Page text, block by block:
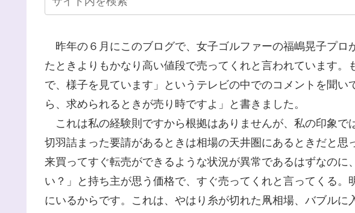
昨年の６月にこのブログで、女子ゴルファーの福嶋晃子プロ
たときよりもかなり高い値段で売ってくれと言われています。
で、様子を見ています」というテレビの中でのコメントを聞い
ら、求められるときが売り時ですよ」と書きました。
これは私の経験則ですから根拠はありませんが、私の印象で
切羽詰まった要請があるときは相場の天井圏にあるときだと思
来買ってすぐ転売ができるような状況が異常であるはずなのに
い？」と持ち主が思う価格で、すぐ売ってくれと言ってくる。
にいるからです。これは、やはり糸が切れた凧相場、バブルに